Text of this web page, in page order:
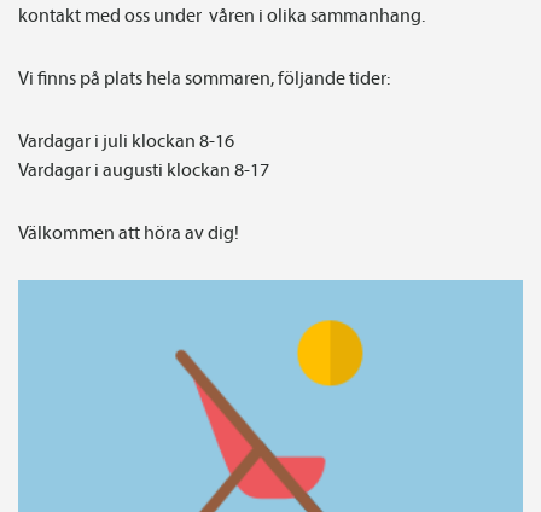
kontakt med oss under våren i olika sammanhang.
Vi finns på plats hela sommaren, följande tider:
Vardagar i juli klockan 8-16
Vardagar i augusti klockan 8-17
Välkommen att höra av dig!